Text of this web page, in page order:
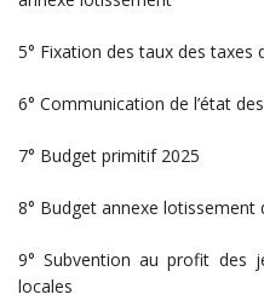
5° Fixation des taux des taxes
6° Communication de l’état
7° Budget primitif 2025
8° Budget annexe lotissement
9° Subvention au profit des
locales